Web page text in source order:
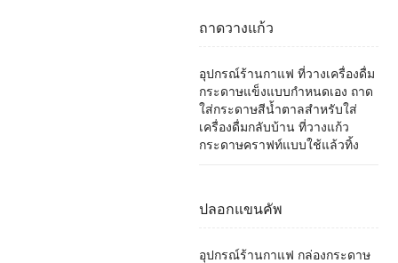
ถาดวางแก้ว
อุปกรณ์ร้านกาแฟ ที่วางเครื่องดื่ม
กระดาษแข็งแบบกำหนดเอง ถาด
ใส่กระดาษสีน้ำตาลสำหรับใส่
เครื่องดื่มกลับบ้าน ที่วางแก้ว
กระดาษคราฟท์แบบใช้แล้วทิ้ง
ปลอกแขนคัพ
อุปกรณ์ร้านกาแฟ กล่องกระดาษ